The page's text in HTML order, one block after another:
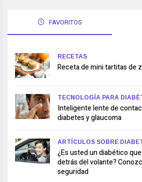
FAVORITOS
RECETAS
Receta de mini tartitas de
TECNOLOGÍA PARA
Inteligente lente de
diabetes y glaucoma
ARTÍCULOS SOBRE
¿Es usted un diabético
detrás del volante?
seguridad